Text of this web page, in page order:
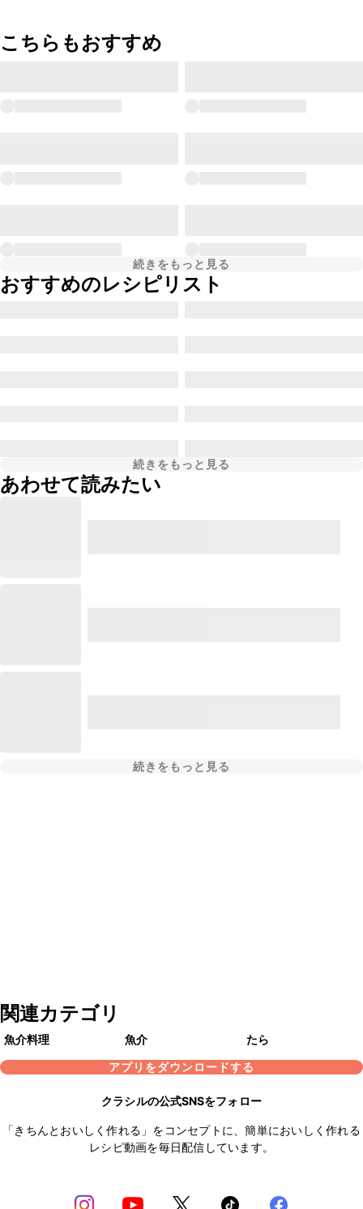
こちらもおすすめ
続きをもっと見る
おすすめのレシピリスト
続きをもっと見る
あわせて読みたい
続きをもっと見る
関連カテゴリ
魚介料理 魚介
たら
アプリをダウンロードする
クラシルの公式SNSをフォロー
「きちんとおいしく作れる」をコンセプトに、簡単においしく作れる
レシピ動画を毎日配信しています。